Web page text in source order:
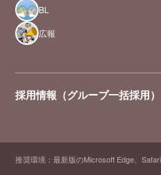
BL
広報
採用情報（グループ一括採用）
推奨環境：最新版のMicrosoft Edge、